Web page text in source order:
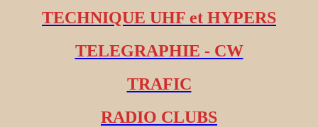
TECHNIQUE UHF et HYPERS
TELEGRAPHIE - CW
TRAFIC
RADIO CLUBS